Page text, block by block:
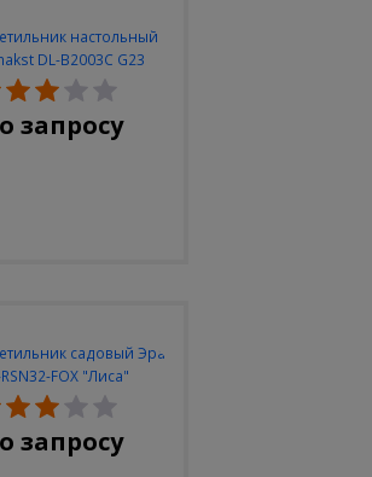
настольный
DL-B2003C G23
струбцина
запросу
садовый Эра
RSN32-FOX "Лиса"
полистоун,
32 см
запросу